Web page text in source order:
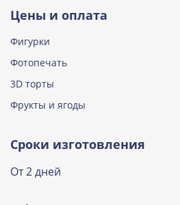
Узнать подробнее о начинке
Цены и оплата
Фигурки
Фотопечать
3D торты
Фрукты и ягоды
Сроки изготовления
От 2 дней